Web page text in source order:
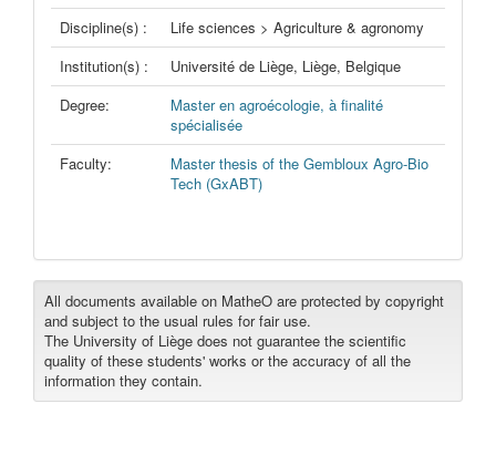
Discipline(s) :
Life sciences > Agriculture & agronomy
Institution(s) :
Université de Liège, Liège, Belgique
Degree:
Master en agroécologie, à finalité
spécialisée
Faculty:
Master thesis of the Gembloux Agro-Bio
Tech (GxABT)
All documents available on MatheO are protected by copyright
and subject to the usual rules for fair use.
The University of Liège does not guarantee the scientific
quality of these students' works or the accuracy of all the
information they contain.